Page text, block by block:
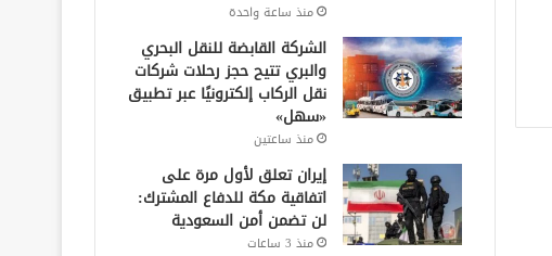
منذ ساعة واحدة
الشركة القابضة للنقل البحري
والبري تتيح حجز رحلات شركات
نقل الركاب إلكترونيًا عبر تطبيق
«سهل»
منذ ساعتين
إيران تعلق لأول مرة على
اتفاقية مكة للدفاع المشترك:
لن تضمن أمن السعودية
منذ 3 ساعات